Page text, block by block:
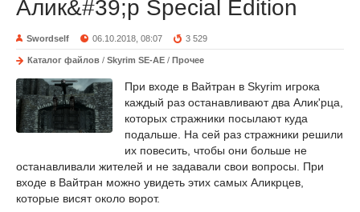
Алик&#39;р Special Edition
Swordself 06.10.2018, 08:07 3 529
Каталог файлов / Skyrim SE-AE / Прочее
При входе в Вайтран в Skyrim игрока
каждый раз останавливают два Алик'рца,
которых стражники посылают куда
подальше. На сей раз стражники решили
их повесить, чтобы они больше не
останавливали жителей и не задавали свои вопросы. При
входе в Вайтран можно увидеть этих самых Аликрцев,
которые висят около ворот.